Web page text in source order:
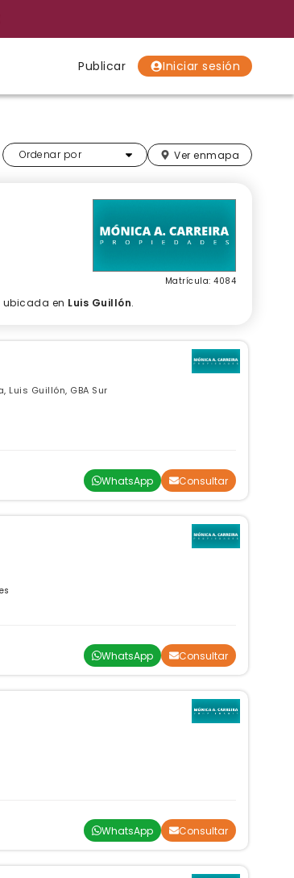
Publicar Iniciar sesión
Ordenar por
Más relevantes Ver enmapa
Matrícula: 4084
en Luis Guillón.
Luis Guillón, GBA Sur
WhatsApp Consultar
WhatsApp Consultar
WhatsApp Consultar